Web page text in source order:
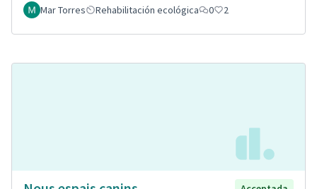
Mar Torres Rehabilitación ecológica 0 2